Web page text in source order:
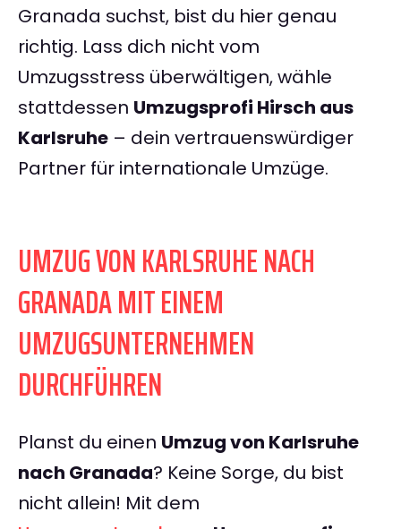
Granada suchst, bist du hier genau
richtig. Lass dich nicht vom
Umzugsstress überwältigen, wähle
stattdessen Umzugsprofi Hirsch aus
Karlsruhe – dein vertrauenswürdiger
Partner für internationale Umzüge.
UMZUG VON KARLSRUHE NACH
GRANADA MIT EINEM
UMZUGSUNTERNEHMEN
DURCHFÜHREN
Planst du einen Umzug von Karlsruhe
nach Granada? Keine Sorge, du bist
nicht allein! Mit dem